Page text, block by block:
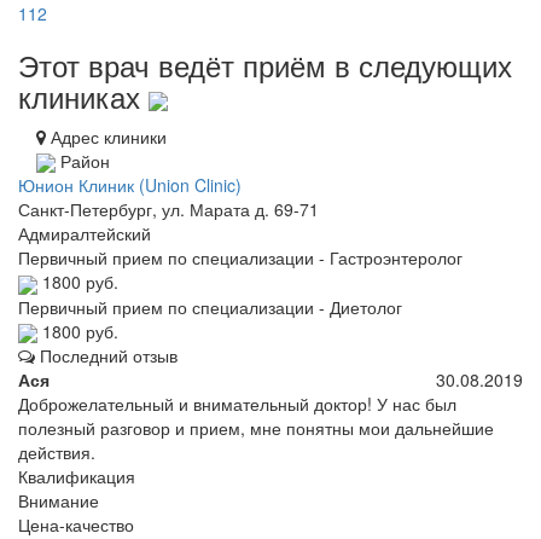
112
Этот врач ведёт приём в следующих
клиниках
Адрес клиники
Район
Юнион Клиник (Union Clinic)
Санкт-Петербург, ул. Марата д. 69-71
Адмиралтейский
Первичный прием по специализации - Гастроэнтеролог
1800 руб.
Первичный прием по специализации - Диетолог
1800 руб.
Последний отзыв
Ася
30.08.2019
Доброжелательный и внимательный доктор! У нас был
полезный разговор и прием, мне понятны мои дальнейшие
действия.
Квалификация
Внимание
Цена-качество